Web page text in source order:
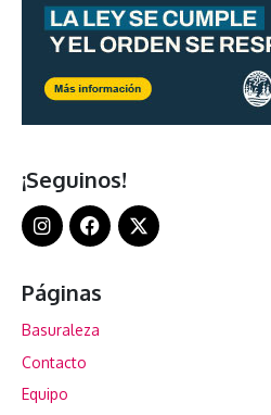
¡Seguinos!
Páginas
Basuraleza
Contacto
Equipo